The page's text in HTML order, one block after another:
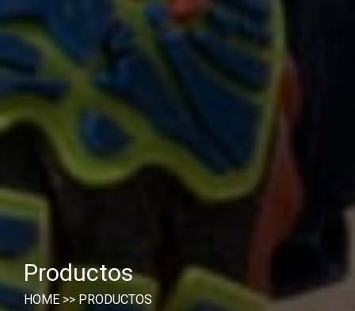
Productos
HOME >> PRODUCTOS